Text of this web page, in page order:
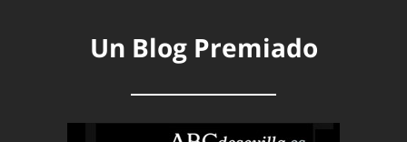
Un Blog Premiado